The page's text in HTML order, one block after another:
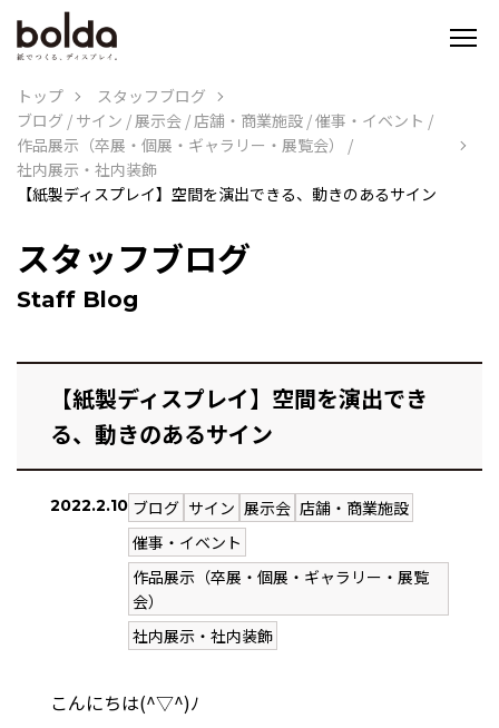
トップ
スタッフブログ
ブログ / サイン /展示会 / 店舗・商業施設 /催事・イベント /
作品展示（卒展・個展・ギャラリー・展覧会）
/
社内展示・社内装飾
【紙製ディスプレイ】空間を演出できる、動きのあるサイン
スタッフブログ
Staff Blog
【紙製ディスプレイ】空間を演出でき
る、動きのあるサイン
2022.2.10 ブログ サイン 展示会 店舗・商業施設
催事・イベント
作品展示（卒展・個展・ギャラリー・展覧
会）
社内展示・社内装飾
こんにちは(^▽^)ﾉ